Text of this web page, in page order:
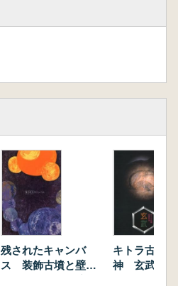
残されたキャンバ
ス 装飾古墳と壁画
キトラ古墳
神 玄武